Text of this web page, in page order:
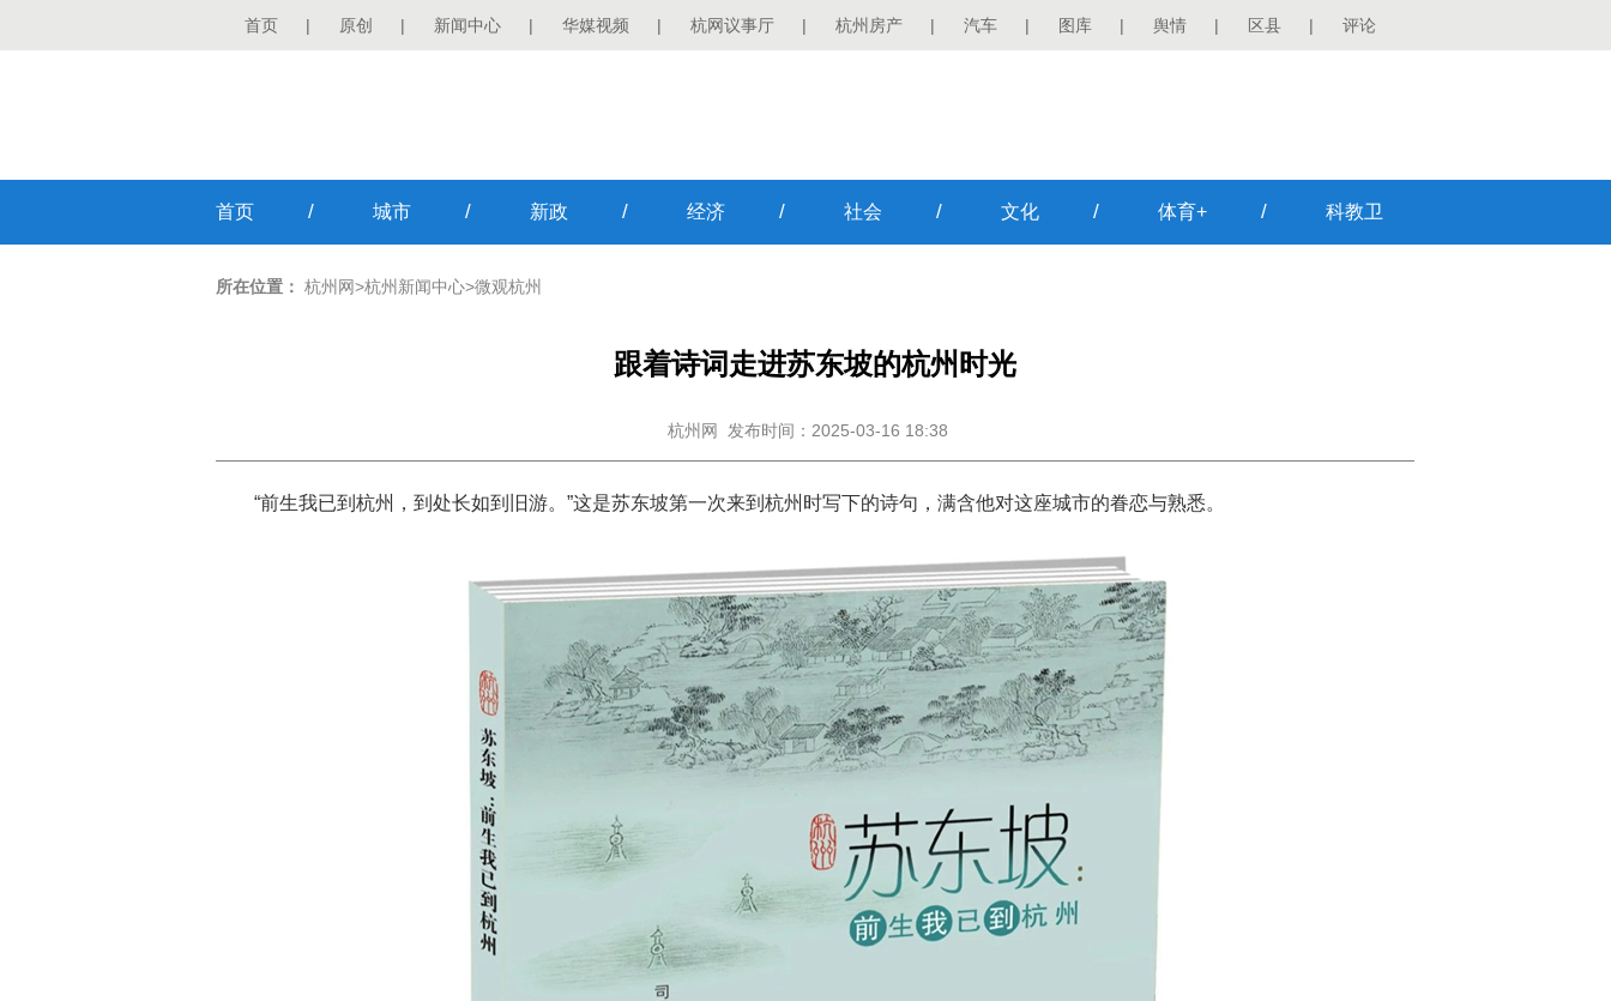
首页 | 原创 | 新闻中心 | 华媒视频 | 杭网议事厅 | 杭州房产 | 汽车 | 图库 | 舆情 | 区县 | 评论
首页 / 城市 / 新政 / 经济 / 社会 / 文化 / 体育+ / 科教卫
所在位置： 杭州网>杭州新闻中心>微观杭州
跟着诗词走进苏东坡的杭州时光
杭州网 发布时间：2025-03-16 18:38
“前生我已到杭州，到处长如到旧游。”这是苏东坡第一次来到杭州时写下的诗句，满含他对这座城市的眷恋与熟悉。